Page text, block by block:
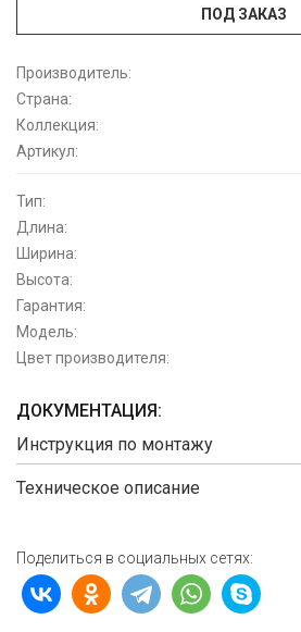
ПОД ЗАКАЗ
Производитель:
Страна:
Коллекция:
Артикул:
Тип:
Длина:
Ширина:
Высота:
Гарантия:
Модель:
Цвет производителя:
ДОКУМЕНТАЦИЯ:
Инструкция по монтажу
Техническое описание
Поделиться в социальных сетях: